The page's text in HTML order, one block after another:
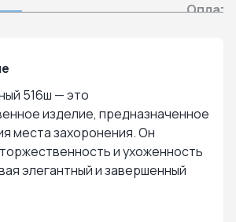
Оплата
516ш — это
изделие, предназначенное
места захоронения. Он
и ухоженность
элегантный и завершенный